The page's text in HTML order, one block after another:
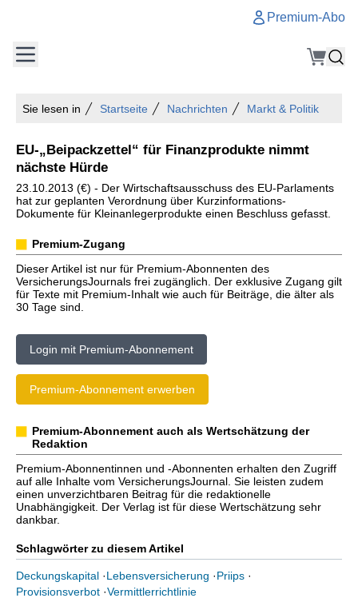
Premium-Abo
Sie lesen in Startseite Nachrichten Markt & Politik
EU-„Beipackzettel“ für Finanzprodukte nimmt
nächste Hürde
23.10.2013 (€) - Der Wirtschaftsausschuss des EU-Parlaments
hat zur geplanten Verordnung über Kurzinformations-
Dokumente für Kleinanlegerprodukte einen Beschluss gefasst.
Premium-Zugang
Dieser Artikel ist nur für Premium-Abonnenten des
VersicherungsJournals frei zugänglich. Der exklusive Zugang gilt
für Texte mit Premium-Inhalt wie auch für Beiträge, die älter als
30 Tage sind.
Login mit Premium-Abonnement
Premium-Abonnement erwerben
Premium-Abonnement auch als Wertschätzung der
Redaktion
Premium-Abonnentinnen und -Abonnenten erhalten den Zugriff
auf alle Inhalte vom VersicherungsJournal. Sie leisten zudem
einen unverzichtbaren Beitrag für die redaktionelle
Unabhängigkeit. Der Verlag ist für diese Wertschätzung sehr
dankbar.
Schlagwörter zu diesem Artikel
Deckungskapital ·Lebensversicherung ·Priips ·
Provisionsverbot ·Vermittlerrichtlinie